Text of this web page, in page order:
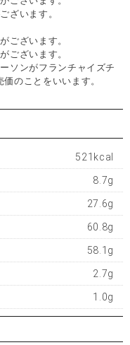
ざいます。
ございます。
ございます。
ソンがフランチャイズチ
のことをいいます。
521kcal
8.7g
27.6g
60.8g
58.1g
2.7g
1.0g